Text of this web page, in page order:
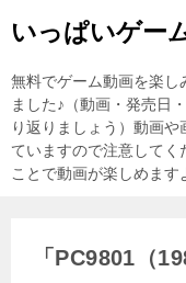
いっぱいゲー
無料でゲーム動画を楽
ました♪（動画・発売日
り返りましょう）動画
ていますので注意して
ことで動画が楽しめます
「PC9801（